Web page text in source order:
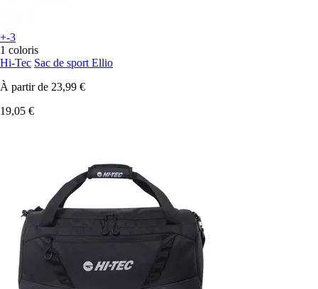
+-3
1 coloris
Hi-Tec Sac de sport Ellio
À partir de 23,99 €
19,05 €